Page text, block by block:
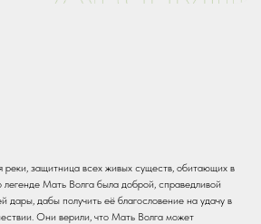
реки, защитница всех живых существ, обитающих в
Мать Волга была доброй, справедливой
дары, дабы получить её благословение на удачу в
Они верили, что Мать Волга может